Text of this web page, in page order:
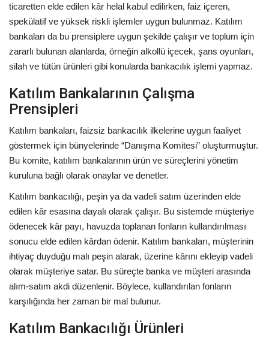
ticaretten elde edilen kâr helal kabul edilirken, faiz içeren,
spekülatif ve yüksek riskli işlemler uygun bulunmaz. Katılım
bankaları da bu prensiplere uygun şekilde çalışır ve toplum için
zararlı bulunan alanlarda, örneğin alkollü içecek, şans oyunları,
silah ve tütün ürünleri gibi konularda bankacılık işlemi yapmaz.
Katılım Bankalarının Çalışma
Prensipleri
Katılım bankaları, faizsiz bankacılık ilkelerine uygun faaliyet
göstermek için bünyelerinde “Danışma Komitesi” oluşturmuştur.
Bu komite, katılım bankalarının ürün ve süreçlerini yönetim
kuruluna bağlı olarak onaylar ve denetler.
Katılım bankacılığı, peşin ya da vadeli satım üzerinden elde
edilen kâr esasına dayalı olarak çalışır. Bu sistemde müşteriye
ödenecek kâr payı, havuzda toplanan fonların kullandırılması
sonucu elde edilen kârdan ödenir. Katılım bankaları, müşterinin
ihtiyaç duyduğu malı peşin alarak, üzerine kârını ekleyip vadeli
olarak müşteriye satar. Bu süreçte banka ve müşteri arasında
alım-satım akdi düzenlenir. Böylece, kullandırılan fonların
karşılığında her zaman bir mal bulunur.
Katılım Bankacılığı Ürünleri